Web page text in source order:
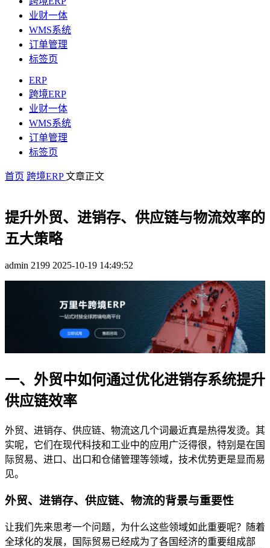
业财一体
WMS系统
订单管理
标签页
ERP
跨境ERP
业财一体
WMS系统
订单管理
标签页
首页 跨境ERP文章正文
提升外贸、进销存、供应链与物流效率的
五大策略
admin 2199 2025-10-19 14:49:52
一、外贸中如何通过优化进销存系统提升
供应链效率
外贸、进销存、供应链、物流这几个词最近真是热得发烫。其
实呢，它们在现代科技和工业中的应用广泛得很，特别是在国
际贸易、进口、出口和仓储管理等领域，技术优势更是显而易
见。
外贸、进销存、供应链、物流的背景与重要性
让我们先来思考一个问题，为什么这些领域如此重要呢？随着
全球化的发展，国际贸易已经成为了各国经济的重要组成部